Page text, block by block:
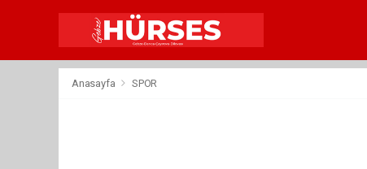
Anasayfa SPOR